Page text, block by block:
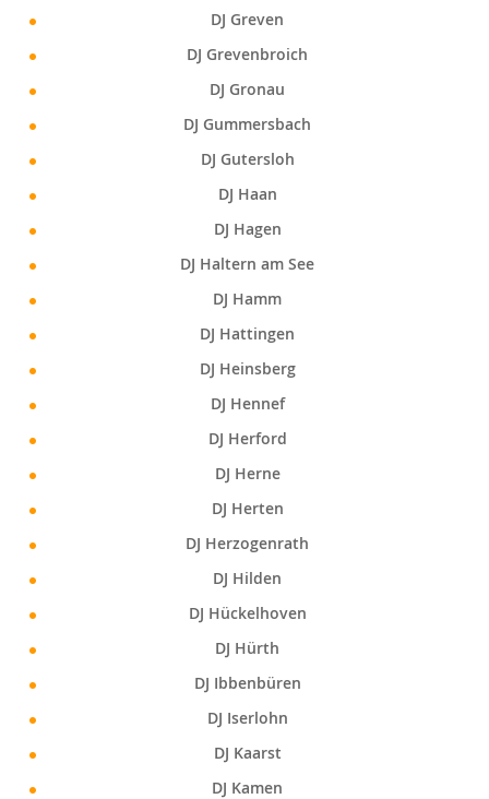
DJ Greven
DJ Grevenbroich
DJ Gronau
DJ Gummersbach
DJ Gutersloh
DJ Haan
DJ Hagen
DJ Haltern am See
DJ Hamm
DJ Hattingen
DJ Heinsberg
DJ Hennef
DJ Herford
DJ Herne
DJ Herten
DJ Herzogenrath
DJ Hilden
DJ Hückelhoven
DJ Hürth
DJ Ibbenbüren
DJ Iserlohn
DJ Kaarst
DJ Kamen